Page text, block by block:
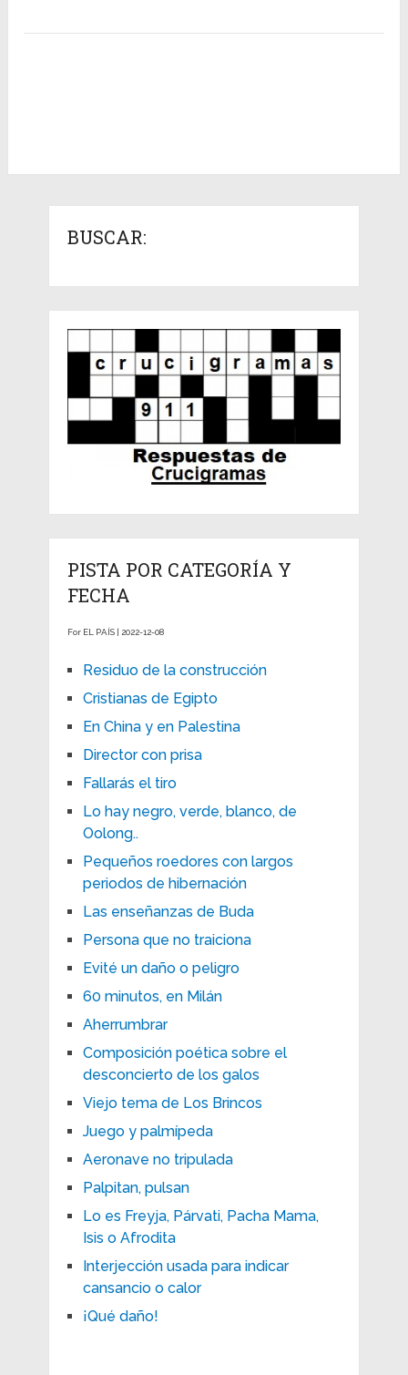
BUSCAR:
PISTA POR CATEGORÍA Y
FECHA
For EL PAÍS | 2022-12-08
Residuo de la construcción
Cristianas de Egipto
En China y en Palestina
Director con prisa
Fallarás el tiro
Lo hay negro, verde, blanco, de
Oolong..
Pequeños roedores con largos
periodos de hibernación
Las enseñanzas de Buda
Persona que no traiciona
Evité un daño o peligro
60 minutos, en Milán
Aherrumbrar
Composición poética sobre el
desconcierto de los galos
Viejo tema de Los Brincos
Juego y palmípeda
Aeronave no tripulada
Palpitan, pulsan
Lo es Freyja, Párvati, Pacha Mama,
Isis o Afrodita
Interjección usada para indicar
cansancio o calor
¡Qué daño!